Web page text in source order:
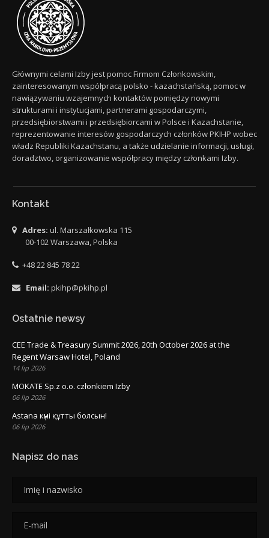
Głównymi celami Izby jest pomoc Firmom Członkowskim,
zainteresowanym współpracą polsko - kazachstańską, pomoc w
nawiązywaniu wzajemnych kontaktów pomiędzy nowymi
strukturami i instytucjami, partnerami gospodarczymi,
przedsiębiorstwami i przedsiębiorcami w Polsce i Kazachstanie,
reprezentowanie interesów gospodarczych członków PKIHP wobec
władz Republiki Kazachstanu, a także udzielanie informacji, usługi,
doradztwo, organizowanie współpracy między członkami Izby.
Kontakt
Adres: ul. Marszałkowska 115
00-102 Warszawa, Polska
+48 22 845 78 22
Email: pkihp@pkihp.pl
Ostatnie newsy
CEE Trade & Treasury Summit 2026, 20th October 2026 at the
Regent Warsaw Hotel, Poland
14 lip 2026
MOKATE Sp.z o.o. członkiem Izby
06 lip 2026
Astana күні құтты болсын!
06 lip 2026
Napisz do nas